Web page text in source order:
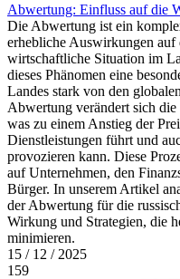
Abwertung: Einfluss auf die
Die Abwertung ist ein
erhebliche Auswirkungen auf
wirtschaftliche Situation im
dieses Phänomen eine
Landes stark von den
Abwertung verändert sich
was zu einem Anstieg der
Dienstleistungen führt und
provozieren kann. Diese
auf Unternehmen, den
Bürger. In unserem Artikel
der Abwertung für die
Wirkung und Strategien, die
minimieren.
15 / 12 / 2025
159